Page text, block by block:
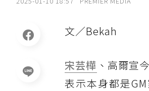
文／Bekah
宋芸樺 、高爾宣
表示本身都是